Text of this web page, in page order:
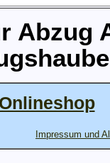
Abzug
Impressum und